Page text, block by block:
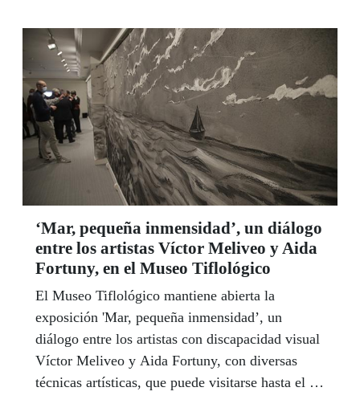
‘Mar, pequeña inmensidad’, un diálogo
entre los artistas Víctor Meliveo y Aida
Fortuny, en el Museo Tiflológico
El Museo Tiflológico mantiene abierta la
exposición 'Mar, pequeña inmensidad’, un
diálogo entre los artistas con discapacidad visual
Víctor Meliveo y Aida Fortuny, con diversas
técnicas artísticas, que puede visitarse hasta el 15